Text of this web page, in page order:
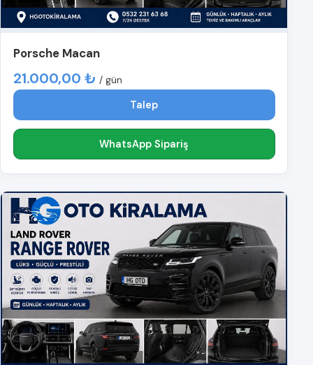
Porsche Macan
21.000,00 ₺ / gün
Talep
WhatsApp Sipariş